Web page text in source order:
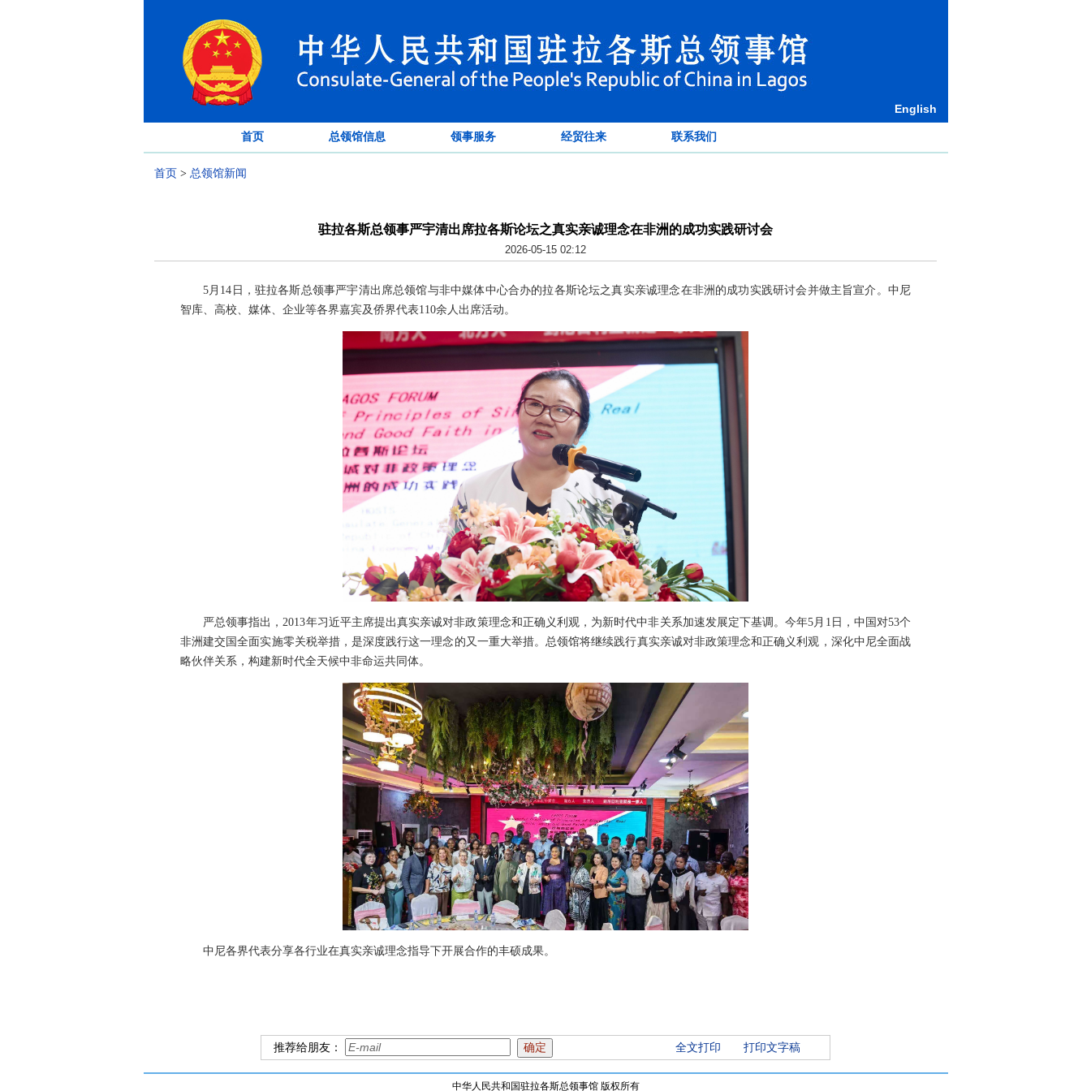
English
首页 总领馆信息 领事服务 经贸往来 联系我们
首页 > 总领馆新闻
驻拉各斯总领事严宇清出席拉各斯论坛之真实亲诚理念在非洲的成功实践研讨会
2026-05-15 02:12
5月14日，驻拉各斯总领事严宇清出席总领馆与非中媒体中心合办的拉各斯论坛之真实亲诚理念在非洲的成功实践研讨会并做主旨宣介。中尼
智库、高校、媒体、企业等各界嘉宾及侨界代表110余人出席活动。
严总领事指出，2013年习近平主席提出真实亲诚对非政策理念和正确义利观，为新时代中非关系加速发展定下基调。今年5月1日，中国对53个
非洲建交国全面实施零关税举措，是深度践行这一理念的又一重大举措。总领馆将继续践行真实亲诚对非政策理念和正确义利观，深化中尼全面战
略伙伴关系，构建新时代全天候中非命运共同体。
中尼各界代表分享各行业在真实亲诚理念指导下开展合作的丰硕成果。
推荐给朋友： 全文打印 打印文字稿
中华人民共和国驻拉各斯总领事馆 版权所有